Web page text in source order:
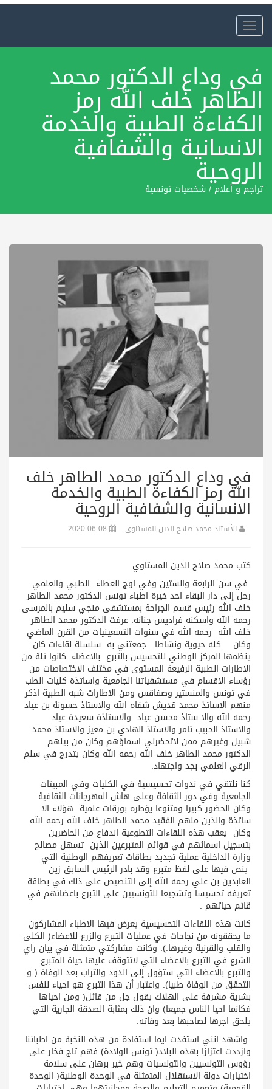
Toggle
navigation
في وداع الدكتور محمد
الطاهر خلف الله رمز
الكفاءة الطبية والخدمة
الانسانية والشفافية
الروحية
تراجم و أعلام / شخصيات تونسية
في وداع الدكتور محمد الطاهر خلف
الله رمز الكفاءة الطبية والخدمة
الانسانية والشفافية الروحية
الأستاذ محمد صلاح الدين المستاوي
كتب محمد صلاح الدين المستاوي
في سن الرابعة والستين وفي اوج العطاء الطبي والعلمي
رحل إلى دار البقاء احد خيرة اطباء تونس الدكتور محمد الطاهر
خلف الله رئيس قسم الجراحة بمستشفى منجي سليم بالمرسى
رحمه الله واسكنه فراديس جنانه. عرفت الدكتور محمد الطاهر
خلف الله رحمه الله في سنوات التسعينيات من القرن الماضي
وكان كله حيوية ونشاطا . جمعتني به سلسلة لقاءات كان
ينظمها المركز الوطني للتحسيس بالتبرع بالاعضاء. كانوا ثلة من
الاطارات الطبية الرفيعة المستوى في مختلف الاختصاصات من
رؤساء الاقسام في مستشفياتنا الجامعية واساتذة كليات الطب
في تونس والمنستير وصفاقس ومن الاطارات شبه الطبية اذكر
منهم الاساتذ محمد قديش شفاه الله والاستاذ حسونة بن عياد
رحمه الله والا ستاذ محسن عياد والاستاذة سعيدة عياد
والاستاذ الحبيب ثامر والاستاذ الهادي بن معيز والاستاذ محمد
شبيل وغيرهم ممن لاتحضرني اسماؤهم وكان من بينهم
الدكتور محمد الطاهر خلف الله رحمه الله وكان يتدرج في سلم
الرقي العلمي بجد واجتهاد.
كنا نلتقي في ندوات تحسيسية في الكليات وفي المبيتات
الجامعية وفي دور الثقافة وعلى هاش المهرجانات الثقافية
وكان الحضور كبيرا ومتنوعا يؤطره بورقات علمية هؤلاء الا
ساتذة والذين منهم الفقيد محمد الطاهر خلف الله رحمه الله
وكان يعقب هذه اللقاءات التطوعية اندفاع من الحاضرين
بتسجيل اسمائهم في قوائم المتبرعين الذين تسهل مصالح
وزارة الداخلية عملية تجديد بطاقات تعريفهم الوطنية التي
ينص فيها على لفظ متبرع وقد بادر الرئيس السابق زين
العابدين بن علي رحمه الله إلى التنصيص على ذلك في بطاقة
تعريفه تحسيسا وتشجيعا للتونسيين على التبرع باعضائهم في
قائم حياتهم .
كانت هذه اللقاءات التحسيسية يعرض فيها الاطباء المشاركون
ما يحققونه من نجاحات في عمليات التبرع والزرع للاعضاء( الكلى
والقلب والقرنية وغيرها.). وكانت مشاركتي متمثلة في بيان راي
الشرع في التبرع بالاعضاء التي لاتتوقف عليها حياة المتبرع
والتبرع بالاعضاء التي ستؤول إلى الدود والتراب بعد الوفاة ( و
التحقق من الوفاة طبيا). واعتبار أن هذا التبرع هو احياء لنفس
بشرية مشرفة على الهلاك يقول جل من قائل( ومن احياها
فكانما احيا الناس جميعا) وان ذلك بمثابة الصدقة الجارية التي
يلحق اجرها لصاحبها بعد وفاته.
واشهد انني استفدت ايما استفادة من هذه النخبة من اطبائنا
وازددت اعتزازا بهذه البلاد( تونس الولادة) فهم تاج فخار على
رؤوس التونسيين والتونسيات وهم خير برهان على سلامة
اختيارات دولة الاستقلال المتمثلة في الوحدة الوطنية( الوحدة